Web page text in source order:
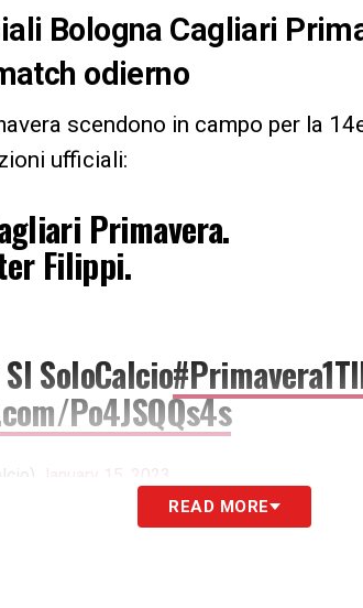
Bologna Cagliari
odierno
scendono in campo per la
ufficiali:
Primavera.
Filippi.
SoloCalcio
Po4JSQQs4s
January 15, 2023
READ MORE